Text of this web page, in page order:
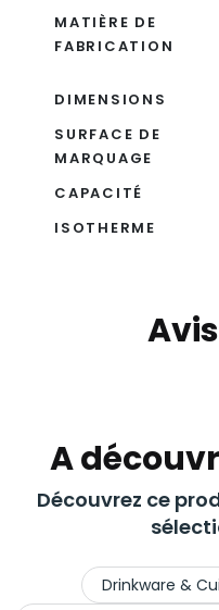
MATIÈRE DE
FABRICATION
DIMENSIONS
SURFACE DE
MARQUAGE
CAPACITÉ
ISOTHERME
A
Découvrez ce
Drinkware &